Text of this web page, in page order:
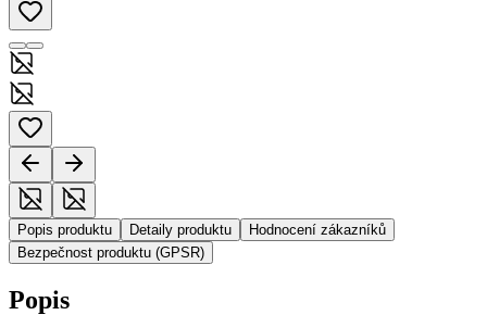
Popis produktu Detaily produktu
Hodnocení zákazníků
Bezpečnost produktu (GPSR)
Popis